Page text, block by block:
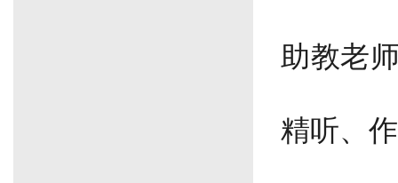
助教老
精听、